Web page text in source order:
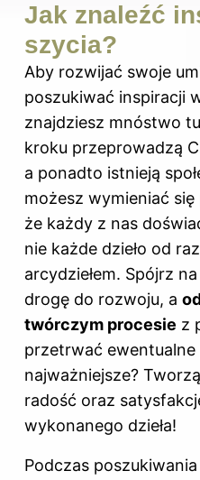
Jak znaleźć
szycia?
Aby rozwijać swoje
poszukiwać inspiracji
znajdziesz mnóstwo
kroku przeprowadzą
a ponadto istnieją
możesz wymieniać się
że każdy z nas
nie każde dzieło od
arcydziełem. Spójrz
drogę do rozwoju, a
twórczym procesie z
przetrwać ewentualne
najważniejsze?
radość oraz
wykonanego dzieła!
Podczas